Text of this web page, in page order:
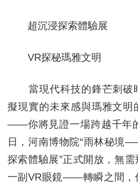
超沉浸探索體驗展
VR探秘瑪雅文明
當現代科技的鋒芒刺破
擬現實的未來感與瑪雅文明
——你將見證一場跨越千年
日，河南博物院“雨林秘境
探索體驗展”正式開放，無
一副VR眼鏡——轉瞬之間，